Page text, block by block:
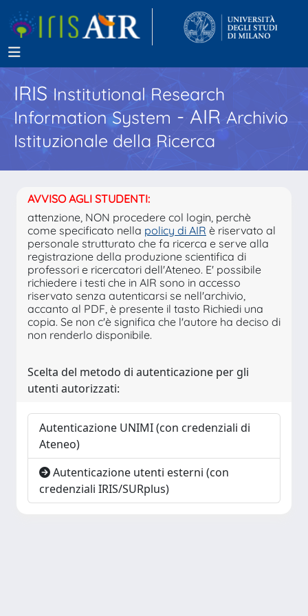
IRISInstitutional Research
Information System - AIR Archivio
Istituzionale della Ricerca
AVVISO AGLI STUDENTI:
attenzione, NON procedere col login, perchè
come specificato nella policy di AIR è riservato al
personale strutturato che fa ricerca e serve alla
registrazione della produzione scientifica di
professori e ricercatori dell'Ateneo. E' possibile
richiedere i testi che in AIR sono in accesso
riservato senza autenticarsi se nell'archivio,
accanto al PDF, è presente il tasto Richiedi una
copia. Se non c'è significa che l'autore ha deciso di
non renderlo disponibile.
Scelta del metodo di autenticazione per gli
utenti autorizzati:
Autenticazione UNIMI (con credenziali di
Ateneo)
Autenticazione utenti esterni (con
credenziali IRIS/SURplus)